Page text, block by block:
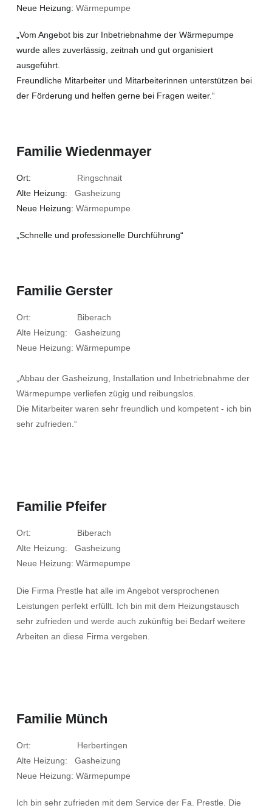
Neue Heizung: Wärmepumpe
„Vom Angebot bis zur Inbetriebnahme der Wärmepumpe
wurde alles zuverlässig, zeitnah und gut organisiert
ausgeführt.
Freundliche Mitarbeiter und Mitarbeiterinnen unterstützen bei
der Förderung und helfen gerne bei Fragen weiter.“
Familie Wiedenmayer
Ort: Ringschnait
Alte Heizung: Gasheizung
Neue Heizung: Wärmepumpe
„Schnelle und professionelle Durchführung“
Familie Gerster
Ort: Biberach
Alte Heizung: Gasheizung
Neue Heizung: Wärmepumpe
„Abbau der Gasheizung, Installation und Inbetriebnahme der
Wärmepumpe verliefen zügig und reibungslos.
Die Mitarbeiter waren sehr freundlich und kompetent - ich bin
sehr zufrieden.“
Familie Pfeifer
Ort: Biberach
Alte Heizung: Gasheizung
Neue Heizung: Wärmepumpe
Die Firma Prestle hat alle im Angebot versprochenen
Leistungen perfekt erfüllt. Ich bin mit dem Heizungstausch
sehr zufrieden und werde auch zukünftig bei Bedarf weitere
Arbeiten an diese Firma vergeben.
Familie Münch
Ort: Herbertingen
Alte Heizung: Gasheizung
Neue Heizung: Wärmepumpe
Ich bin sehr zufrieden mit dem Service der Fa. Prestle. Die